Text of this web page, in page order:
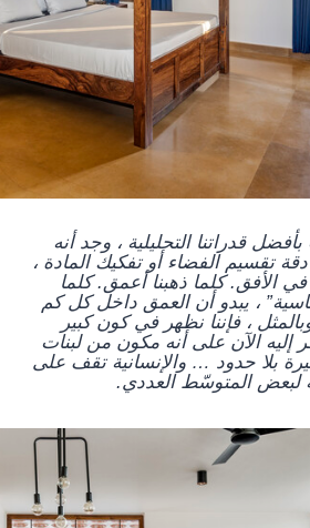
قدراتنا التحليلية ، وجد أنه
تقسيم الفضاء أو تفكيك المادة ،
في الأفق. كلما ذهبنا أعمق. كلما
، يبدو أن العمق داخل كل كم
، فإننا نظهر في كون كبير
إليه الآن على أنه مكون من لبنات
بلا حدود … والإنسانية تقف على
لبعض المتوسّط العددي.